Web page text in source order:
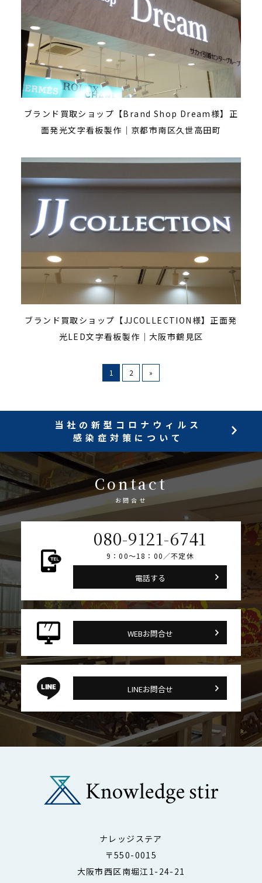
ブランド買取ショップ【Brand Shop Dream様】正
面発光文字看板製作｜京都市南区久世高田町
ブランド買取ショップ【JJCOLLECTION様】正面発
光LED文字看板製作｜大阪市鶴見区
1 2 »
当社の新型コロナウィルス
感染症対策について
Contact
お問合せ
080-9121-6741
9：00～18：00／不定休
電話する
WEBお問合せ
LINEお問合せ
ナレッジステア
〒550-0015
大阪市西区南堀江1-24-21